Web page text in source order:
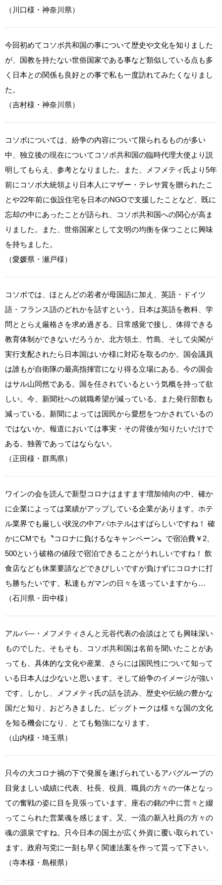
（川口様・神奈川県）
今回初めてコソボ共和国の事について歴史や文化を知りました
が、国教を持たない世俗国家である事など類似している点も多
く日本との関係も良好との事で私も一度訪れてみたくなりまし
た。
（吉村様・神奈川県）
コソボについては、紛争の内容について限られるものが多い
中、独立後の現在についてコソボ共和国の臨時代理大使より説
明してもらえ、参考となりました。また、メフメティ氏より5年
前にコソボ大統領より日本人にマザー・テレサ賞を贈られたこ
とや22年前に仮設住宅を日本のNGOで支援したことなど、既に
忘却の中にあったことが語られ、コソボ共和国への関心が高ま
りました。また、世俗国家として文明の均衡を保つことに興味
を持ちました。
（愛媛県・瀬戸様）
コソボでは、ほとんどの若者が母国語に加え、英語・ドイツ
語・フランス語のどれかを話すという。日本は英語を教科、学
問ととらえ厳格さを求め過ぎる。日常感覚で接し、体得できる
教育体制ができないだろうか。北方領土、竹島、そして尖閣が
実行支配されたら日本国はいか様に対応を取るのか。国会議員
は誰もが自衛隊の最高指揮官になり得る立場にある。今の国会
はサル山同然である。国を任されているという気概を持って欲
しい。今、新聞社への就職希望が減っている。また発行部数も
減っている。新聞によっては国民から愛想をつかされているの
ではないか。報道においては事実・その背後が知りたいだけで
ある。独善であってはならない。
（正田様・群馬県）
ワインの会を読んで新型コロナはますます増加傾向の中、確か
に企業によっては業績がアップしている企業があります。ホテ
ル業界でも厳しい状況の中アパホテルはすばらしいですね！ 確
かにCMでも〝コロナに負けるなキャンペーン〟で宿泊費￥2、
500という破格の値段で宿泊できることがうれしいですね！ 飲
食店なども休業要請などできびしいですが負けずにコロナに打
ち勝ちたいです。私達もガマンの日々を送っていますから…
（石川県・田中様）
アルバ―・メフメティさんと元谷代表の会談はとても興味深い
ものでした。そもそも、コソボ共和国は名前を聞いたことがあ
っても、具体的な文化や産業、さらには国民性について知って
いる日本人は少ないと思います。そして紛争のイメージが強い
です。しかし、メフメティ氏の話を読み、歴史や伝統の豊かな
国だと知り、おどろきました。ビッグトークは様々な国の文化
を知る機会になり、とても勉強になります。
（山内様・埼玉県）
只今の大コロナ禍の下で発展を遂げられているアパグループの
目覚ましい成績に代表、社長、役員、職員の方々の一体となっ
ての奮戦の姿に目を見張っています。座右の銘の中に営々と綴
ってこられた営業魂を感じます。又、一流の新入社員の方々の
魂の源泉ですね。只今日本の国土が広く外資に覆い取られてい
ます。政府与党に一刻も早く関連法案を作って貰って下さい。
（寺本様・島根県）